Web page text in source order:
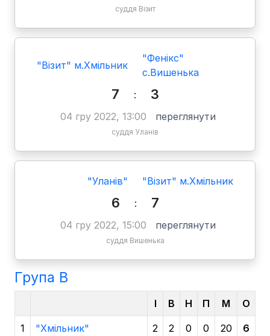
суддя Візит
"Візит" м.Хмільник
"Фенікс"
с.Вишенька
7 : 3
04 гру 2022, 13:00 переглянути
суддя Уланів
"Уланів" "Візит" м.Хмільник
6 : 7
04 гру 2022, 15:00 переглянути
суддя Вишенька
Група B
І В Н П М О
1 "Хмільник" 2 2 0 0
20
6